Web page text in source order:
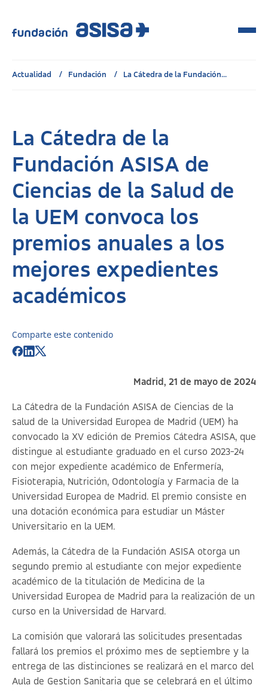
Actualidad Fundación La Cátedra de la Fundación...
La Cátedra de la
Fundación ASISA de
Ciencias de la Salud de
la UEM convoca los
premios anuales a los
mejores expedientes
académicos
Comparte este contenido
Madrid, 21 de mayo de 2024
La Cátedra de la Fundación ASISA de Ciencias de la
salud de la Universidad Europea de Madrid (UEM) ha
convocado la XV edición de Premios Cátedra ASISA, que
distingue al estudiante graduado en el curso 2023-24
con mejor expediente académico de Enfermería,
Fisioterapia, Nutrición, Odontología y Farmacia de la
Universidad Europea de Madrid. El premio consiste en
una dotación económica para estudiar un Máster
Universitario en la UEM.
Además, la Cátedra de la Fundación ASISA otorga un
segundo premio al estudiante con mejor expediente
académico de la titulación de Medicina de la
Universidad Europea de Madrid para la realización de un
curso en la Universidad de Harvard.
La comisión que valorará las solicitudes presentadas
fallará los premios el próximo mes de septiembre y la
entrega de las distinciones se realizará en el marco del
Aula de Gestion Sanitaria que se celebrará en el último